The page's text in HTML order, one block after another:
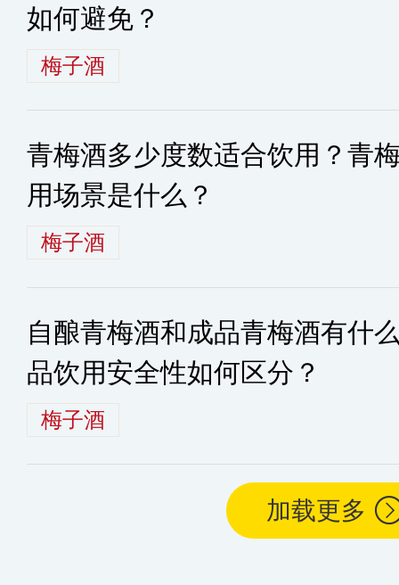
如何避免？
梅子酒
青梅酒多少度数适合饮用？青
用场景是什么？
梅子酒
自酿青梅酒和成品青梅酒有什
品饮用安全性如何区分？
梅子酒
加载更多